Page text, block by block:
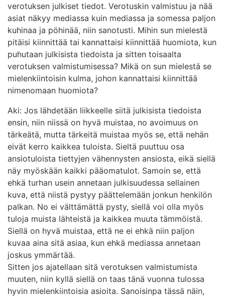
verotuksen julkiset tiedot. Verotuskin valmistuu ja nää
asiat näkyy mediassa kuin mediassa ja somessa paljon
kuhinaa ja pöhinää, niin sanotusti. Mihin sun mielestä
pitäisi kiinnittää tai kannattaisi kiinnittää huomiota, kun
puhutaan julkisista tiedoista ja sitten toisaalta
verotuksen valmistumisessa? Mikä on sun mielestä se
mielenkiintoisin kulma, johon kannattaisi kiinnittää
nimenomaan huomiota?
Aki: Jos lähdetään liikkeelle siitä julkisista tiedoista
ensin, niin niissä on hyvä muistaa, no avoimuus on
tärkeätä, mutta tärkeitä muistaa myös se, että nehän
eivät kerro kaikkea tuloista. Sieltä puuttuu osa
ansiotuloista tiettyjen vähennysten ansiosta, eikä siellä
näy myöskään kaikki pääomatulot. Samoin se, että
ehkä turhan usein annetaan julkisuudessa sellainen
kuva, että niistä pystyy päättelemään jonkun henkilön
palkan. No ei välttämättä pysty, siellä voi olla myös
tuloja muista lähteistä ja kaikkea muuta tämmöistä.
Siellä on hyvä muistaa, että ne ei ehkä niin paljon
kuvaa aina sitä asiaa, kun ehkä mediassa annetaan
joskus ymmärtää.
Sitten jos ajatellaan sitä verotuksen valmistumista
muuten, niin kyllä siellä on taas tänä vuonna tulossa
hyvin mielenkiintoisia asioita. Sanoisinpa tässä näin,